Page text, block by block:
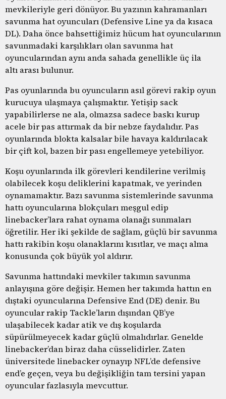
mevkileriyle geri dönüyor. Bu yazının kahramanları
savunma hat oyuncuları (Defensive Line ya da kısaca
DL). Daha önce bahsettiğimiz hücum hat oyuncularının
savunmadaki karşılıkları olan savunma hat
oyuncularından aynı anda sahada genellikle üç ila
altı arası bulunur.
Pas oyunlarında bu oyuncuların asıl görevi rakip oyun
kurucuya ulaşmaya çalışmaktır. Yetişip sack
yapabilirlerse ne ala, olmazsa sadece baskı kurup
acele bir pas attırmak da bir nebze faydalıdır. Pas
oyunlarında blokta kalsalar bile havaya kaldırılacak
bir çift kol, bazen bir pası engellemeye yetebiliyor.
Koşu oyunlarında ilk görevleri kendilerine verilmiş
olabilecek koşu deliklerini kapatmak, ve yerinden
oynamamaktır. Bazı savunma sistemlerinde savunma
hattı oyuncularına blokçuları meşgul edip
linebacker’lara rahat oynama olanağı sunmaları
öğretilir. Her iki şekilde de sağlam, güçlü bir savunma
hattı rakibin koşu olanaklarını kısıtlar, ve maçı alma
konusunda çok büyük yol aldırır.
Savunma hattındaki mevkiler takımın savunma
anlayışına göre değişir. Hemen her takımda hattın en
dıştaki oyuncularına Defensive End (DE) denir. Bu
oyuncular rakip Tackle’ların dışından QB’ye
ulaşabilecek kadar atik ve dış koşularda
süpürülmeyecek kadar güçlü olmalıdırlar. Genelde
linebacker’dan biraz daha cüsselidirler. Zaten
üniversitede linebacker oynayıp NFL’de defensive
end’e geçen, veya bu değişikliğin tam tersini yapan
oyuncular fazlasıyla mevcuttur.